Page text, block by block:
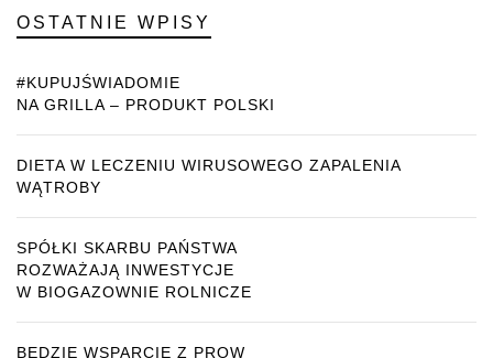
OSTATNIE WPISY
#KUPUJŚWIADOMIE
NA GRILLA – PRODUKT POLSKI
DIETA W LECZENIU WIRUSOWEGO ZAPALENIA
WĄTROBY
SPÓŁKI SKARBU PAŃSTWA
ROZWAŻAJĄ INWESTYCJE
W BIOGAZOWNIE ROLNICZE
BĘDZIE WSPARCIE Z PROW